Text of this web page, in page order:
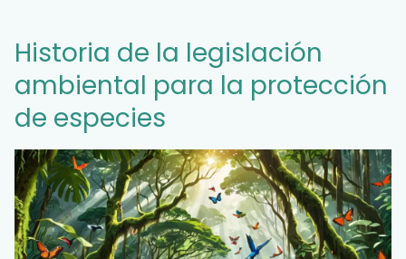
Historia de la legislación
ambiental para la protección
de especies